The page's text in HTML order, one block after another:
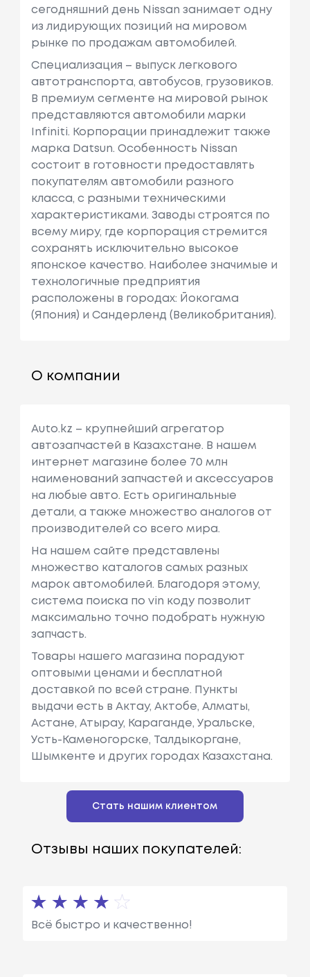
сегодняшний день Nissan занимает одну
из лидирующих позиций на мировом
рынке по продажам автомобилей.
Специализация – выпуск легкового
автотранспорта, автобусов, грузовиков.
В премиум сегменте на мировой рынок
представляются автомобили марки
Infiniti. Корпорации принадлежит также
марка Datsun. Особенность Nissan
состоит в готовности предоставлять
покупателям автомобили разного
класса, с разными техническими
характеристиками. Заводы строятся по
всему миру, где корпорация стремится
сохранять исключительно высокое
японское качество. Наиболее значимые и
технологичные предприятия
расположены в городах: Йокогама
(Япония) и Сандерленд (Великобритания).
О компании
Auto.kz – крупнейший агрегатор
автозапчастей в Казахстане. В нашем
интернет магазине более 70 млн
наименований запчастей и аксессуаров
на любые авто. Есть оригинальные
детали, а также множество аналогов от
производителей со всего мира.
На нашем сайте представлены
множество каталогов самых разных
марок автомобилей. Благодоря этому,
система поиска по vin коду позволит
максимально точно подобрать нужную
запчасть.
Товары нашего магазина порадуют
оптовыми ценами и бесплатной
доставкой по всей стране. Пункты
выдачи есть в Актау, Актобе, Алматы,
Астане, Атырау, Караганде, Уральске,
Усть-Каменогорске, Талдыкоргане,
Шымкенте и других городах Казахстана.
Стать нашим клиентом
Отзывы наших покупателей:
Всё быстро и качественно!